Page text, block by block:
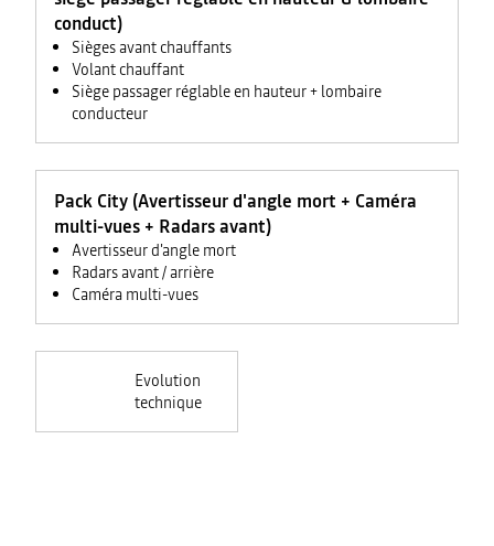
conduct)
Sièges avant chauffants
Volant chauffant
Siège passager réglable en hauteur + lombaire
conducteur
Pack City (Avertisseur d'angle mort + Caméra
multi-vues + Radars avant)
Avertisseur d'angle mort
Radars avant / arrière
Caméra multi-vues
Evolution
technique